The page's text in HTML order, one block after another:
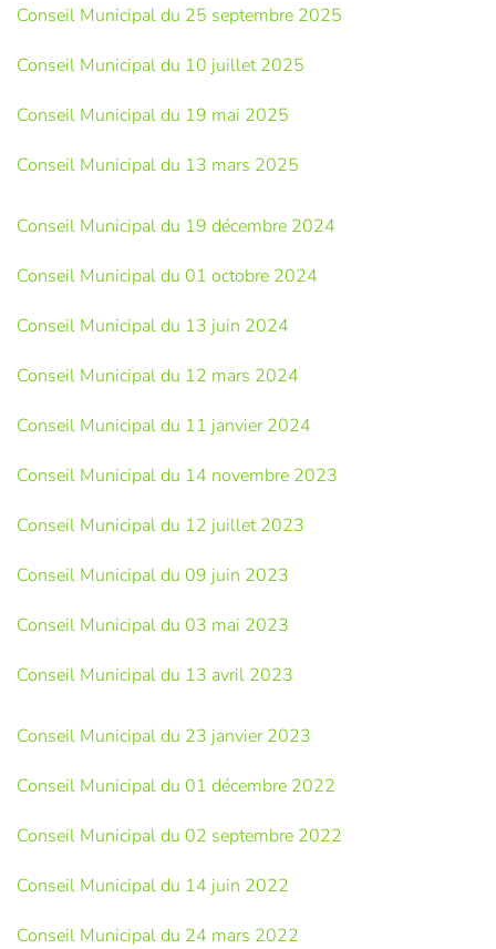
Conseil Municipal du 25 septembre 2025
Conseil Municipal du 10 juillet 2025
Conseil Municipal du 19 mai 2025
Conseil Municipal du 13 mars 2025
Conseil Municipal du 19 décembre 2024
Conseil Municipal du 01 octobre 2024
Conseil Municipal du 13 juin 2024
Conseil Municipal du 12 mars 2024
Conseil Municipal du 11 janvier 2024
Conseil Municipal du 14 novembre 2023
Conseil Municipal du 12 juillet 2023
Conseil Municipal du 09 juin 2023
Conseil Municipal du 03 mai 2023
Conseil Municipal du 13 avril 2023
Conseil Municipal du 23 janvier 2023
Conseil Municipal du 01 décembre 2022
Conseil Municipal du 02 septembre 2022
Conseil Municipal du 14 juin 2022
Conseil Municipal du 24 mars 2022